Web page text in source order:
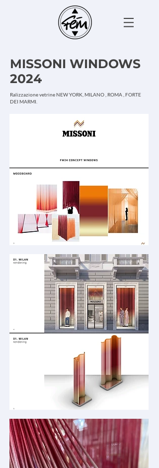
MISSONI WINDOWS
2024
Ralizzazione vetrine NEW YORK, MILANO , ROMA , FORTE
DEI MARMI.